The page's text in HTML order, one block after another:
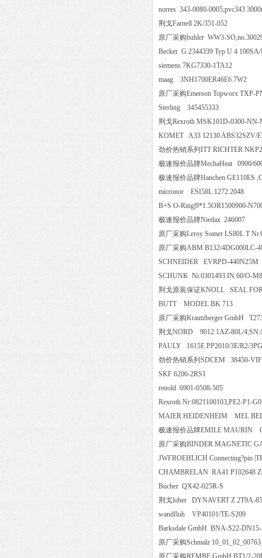
norres 343-0080-0005;pvc343
荆戈Farnell 2K/351-052
原厂采购buhler WW3-
Becker G 2344339 Typ U 4
siemens 7KG7330-1TA12
maag
原厂采购Emerson Topworx
Sterling 345455333
荆戈Rexroth MSK101D-0300-
KOMET A33 12130
劲价热销系列ITT RICHTER
极速报价品牌MechaHeat
极速报价品牌Hanchen
micronor
B+S O-Ring|9*1.5OR1500900-
极速报价品牌Niedax 246007
原厂采购Leroy Somer LS80L T
原厂采购ABM B132/
SCHNEIDER EVRPD-
SCHUNK Nr.0301493 IN 60/
荆戈原装保证KNOLL SEAL
BUTT MODEL BK 713
原厂采购Krautzberger GmbH
荆戈NORD 9012.1AZ-80L/
PAULY 1615E PP2010/3E/R2/
劲价热销系列SDCEM 38450-
SKF 6206-2RS1
renold 6901-0508-505
Rexroth Nr:0821100103,PE2-
MAIER HEIDENHEIM MEL
极速报价品牌EMILE
原厂采购BINDER
JWFROEHLICH
CHAMBRELAN RA41
Bucher QX42-025R-S
荆戈loher DYNAVERT Z
wandfluh VP40101/TE-
Barksdale GmbH BNA-S22-
原厂采购Schmalz
原厂采购REMBE GmbH